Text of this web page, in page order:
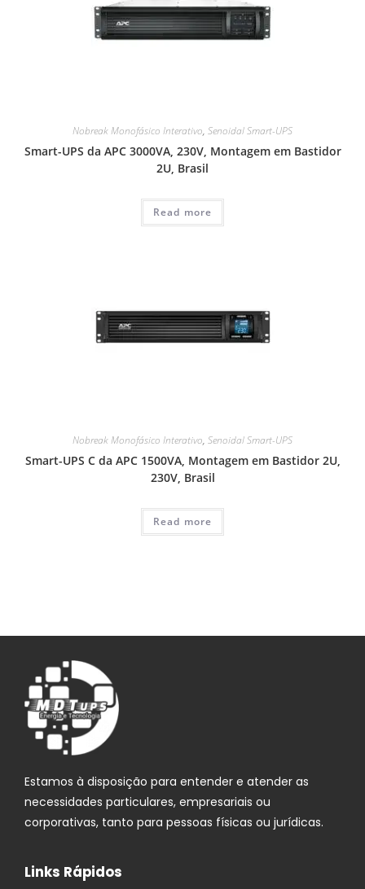
Nobreak Monofásico Interativo, Senoidal Smart-UPS
Smart-UPS da APC 3000VA, 230V, Montagem em Bastidor
2U, Brasil
Read more
Nobreak Monofásico Interativo, Senoidal Smart-UPS
Smart-UPS C da APC 1500VA, Montagem em Bastidor 2U,
230V, Brasil
Read more
Estamos à disposição para entender e atender as
necessidades particulares, empresariais ou
corporativas, tanto para pessoas físicas ou jurídicas.
Links Rápidos